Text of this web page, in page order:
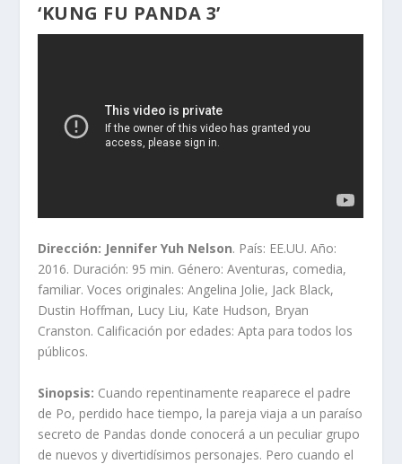
‘KUNG FU PANDA 3’
Dirección: Jennifer Yuh Nelson. País: EE.UU. Año:
2016. Duración: 95 min. Género: Aventuras, comedia,
familiar. Voces originales: Angelina Jolie, Jack Black,
Dustin Hoffman, Lucy Liu, Kate Hudson, Bryan
Cranston. Calificación por edades: Apta para todos los
públicos.
Sinopsis: Cuando repentinamente reaparece el padre
de Po, perdido hace tiempo, la pareja viaja a un paraíso
secreto de Pandas donde conocerá a un peculiar grupo
de nuevos y divertidísimos personajes. Pero cuando el